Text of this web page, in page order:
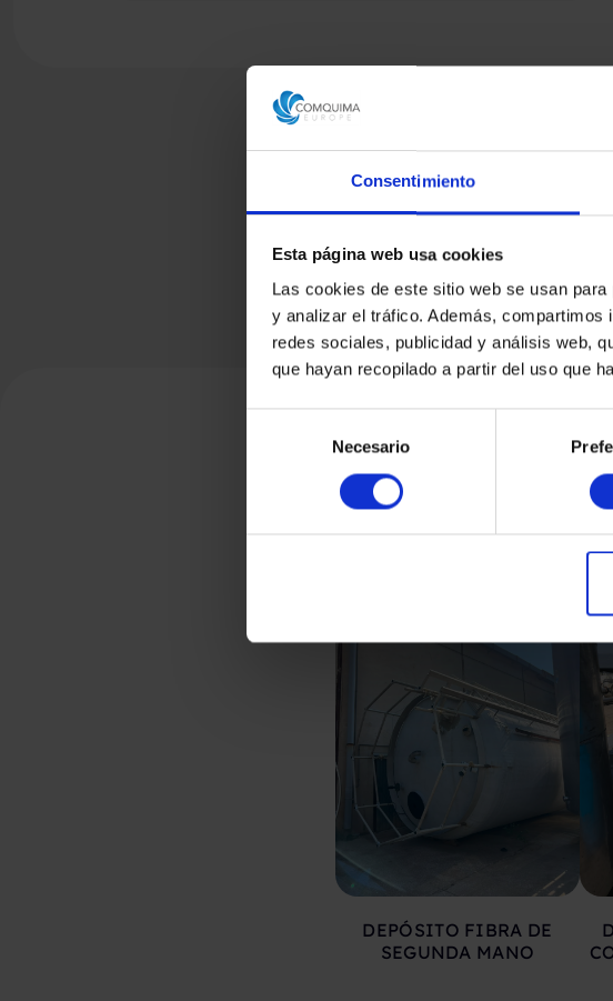
Consentimiento
Esta página web usa cookies
Las cookies de este sitio web se usan
y analizar el tráfico. Además,
redes sociales, publicidad y análisis web,
que hayan recopilado a partir del uso que
consentimiento
Necesario
DEPÓSITO FIBRA DE
SEGUNDA MANO